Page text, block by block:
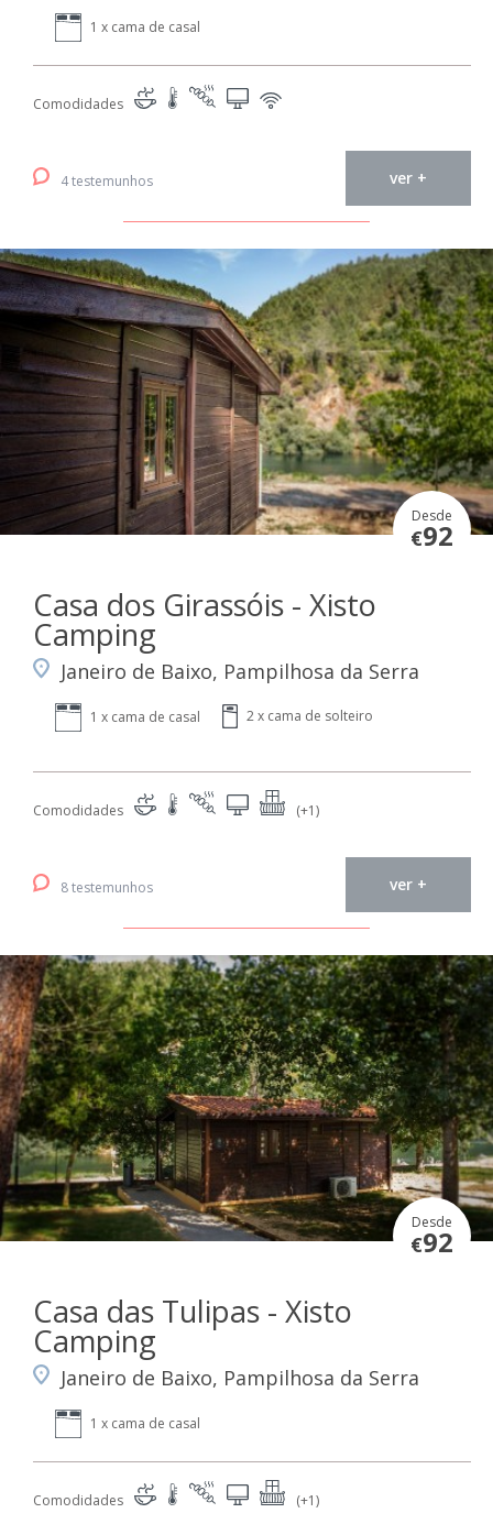
1 x cama de casal
Comodidades
4 testemunhos ver +
Desde
€92
Casa dos Girassóis - Xisto
Camping
Janeiro de Baixo, Pampilhosa da Serra
1 x cama de casal 2 x cama de solteiro
Comodidades (+1)
8 testemunhos ver +
Desde
€92
Casa das Tulipas - Xisto
Camping
Janeiro de Baixo, Pampilhosa da Serra
1 x cama de casal
Comodidades (+1)